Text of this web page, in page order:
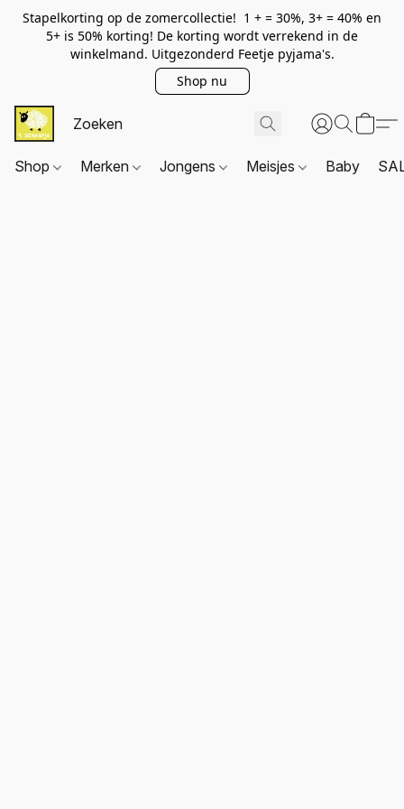
Stapelkorting op de zomercollectie! 1 + = 30%, 3+ = 40% en
5+ is 50% korting! De korting wordt verrekend in de
winkelmand. Uitgezonderd Feetje pyjama's.
Shop nu
Shop Merken Jongens Meisjes Baby